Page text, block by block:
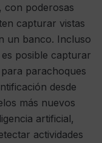
con poderosas
capturar vistas
un banco. Incluso
posible capturar
parachoques
desde
más nuevos
artificial,
actividades